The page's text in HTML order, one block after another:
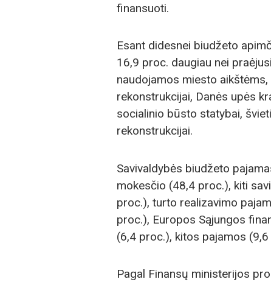
finansuoti.
Esant didesnei biudžeto
16,9 proc. daugiau nei
naudojamos miesto
rekonstrukcijai, Danės upės
socialinio būsto statybai,
rekonstrukcijai.
Savivaldybės biudžeto
mokesčio (48,4 proc.), kiti
proc.), turto realizavimo
proc.), Europos Sąjungos
(6,4 proc.), kitos pajamos
Pagal Finansų ministerijos